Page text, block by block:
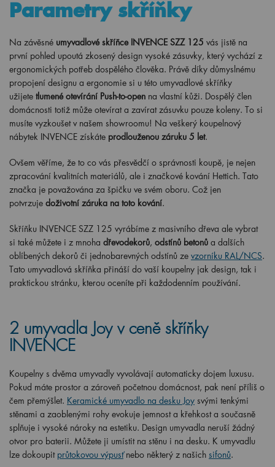
Parametry skříňky
Na závěsné umyvadlové skříňce INVENCE SZZ 125 vás jistě na
první pohled upoutá zkosený design vysoké zásuvky, který vychází z
ergonomických potřeb dospělého člověka. Právě díky důmyslnému
propojení designu a ergonomie si u této umyvadlové skříňky
užijete tlumené otevírání Push-to-open na vlastní kůži. Dospělý člen
domácnosti totiž může otevírat a zavírat zásuvku pouze koleny. To si
musíte vyzkoušet v našem showroomu! Na veškerý koupelnový
nábytek INVENCE získáte prodlouženou záruku 5 let.
Ovšem věříme, že to co vás přesvědčí o správnosti koupě, je nejen
zpracování kvalitních materiálů, ale i značkové kování Hettich. Tato
značka je považována za špičku ve svém oboru. Což jen
potvrzuje doživotní záruka na toto kování.
Skříňku INVENCE SZZ 125 vyrábíme z masivního dřeva ale vybrat
si také můžete i z mnoha dřevodekorů, odstínů betonů a dalších
oblíbených dekorů či jednobarevných odstínů ze vzorníku RAL/NCS.
Tato umyvadlová skříňka přináší do vaší koupelny jak design, tak i
praktickou stránku, kterou oceníte při každodenním používání.
2 umyvadla Joy v ceně skříňky
INVENCE
Koupelny s dvěma umyvadly vyvolávají automaticky dojem luxusu.
Pokud máte prostor a zároveň početnou domácnost, pak není příliš o
čem přemýšlet. Keramické umyvadlo na desku Joy svými tenkými
stěnami a zaoblenými rohy evokuje jemnost a křehkost a současně
splňuje i vysoké nároky na estetiku. Design umyvadla neruší žádný
otvor pro baterii. Můžete ji umístit na stěnu i na desku. K umyvadlu
lze dokoupit průtokovou výpusťnebo některý z našich sifonů.